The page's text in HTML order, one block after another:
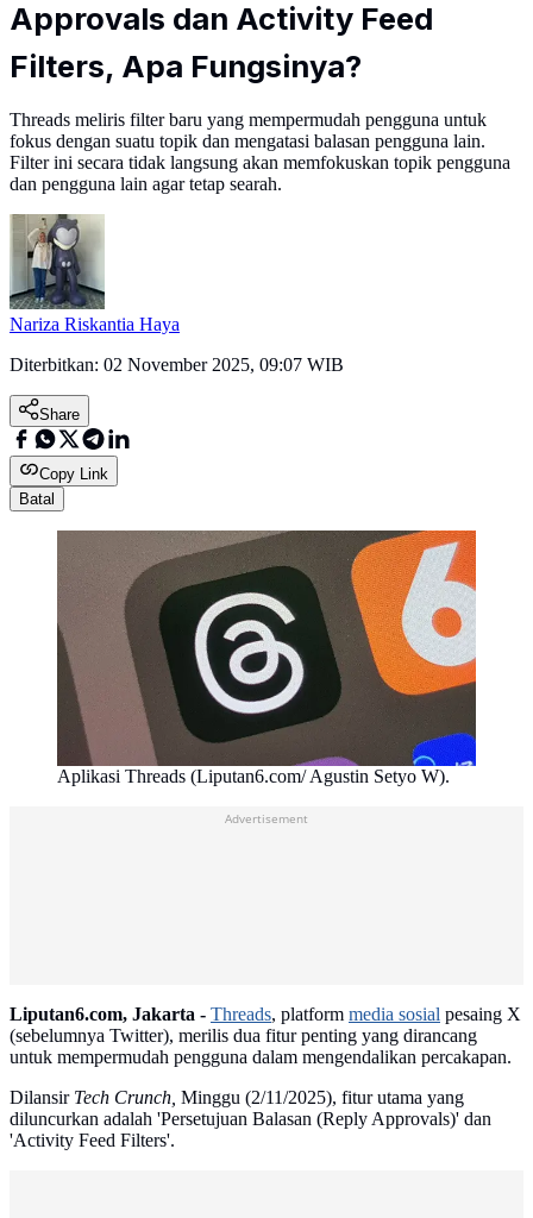
Approvals dan Activity Feed
Filters, Apa Fungsinya?
Threads meliris filter baru yang mempermudah pengguna untuk
fokus dengan suatu topik dan mengatasi balasan pengguna lain.
Filter ini secara tidak langsung akan memfokuskan topik pengguna
dan pengguna lain agar tetap searah.
Nariza Riskantia Haya
Diterbitkan: 02 November 2025, 09:07 WIB
Share
Copy Link
Batal
Aplikasi Threads (Liputan6.com/ Agustin Setyo W).
Advertisement
Liputan6.com, Jakarta - Threads, platform media sosial pesaing X
(sebelumnya Twitter), merilis dua fitur penting yang dirancang
untuk mempermudah pengguna dalam mengendalikan percakapan.
Dilansir Tech Crunch, Minggu (2/11/2025), fitur utama yang
diluncurkan adalah 'Persetujuan Balasan (Reply Approvals)' dan
'Activity Feed Filters'.